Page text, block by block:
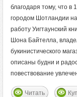
благодаря тому, что в
городом Шотландии
работу Уигтаунский
Шона Байтелла,
букинистического
описаны будни и
повествование
Читать